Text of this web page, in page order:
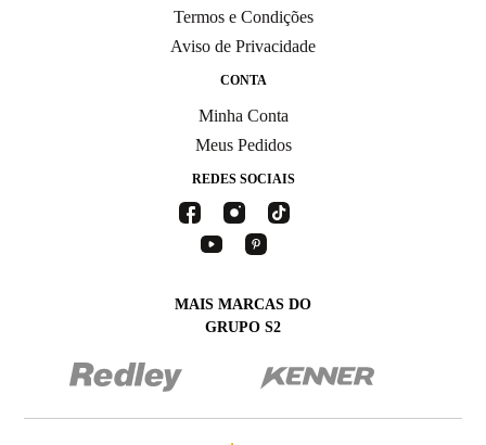
Termos e Condições
Aviso de Privacidade
CONTA
Minha Conta
Meus Pedidos
REDES SOCIAIS
MAIS MARCAS DO
GRUPO S2